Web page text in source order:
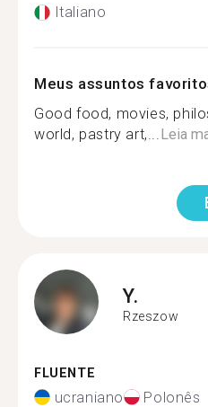
Italiano
Meus assuntos
Good food, movies,
world, pastry art,...Leia
Y.
Rzeszow
FLUENTE
ucraniano Polonês